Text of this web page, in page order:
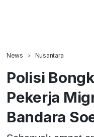
News Nusantara
Polisi
Pekerja
Bandara